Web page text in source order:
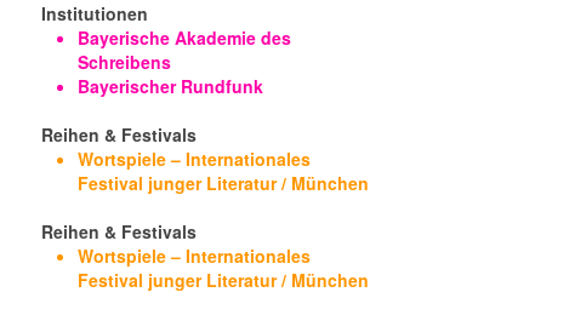
Institutionen
Bayerische Akademie des
Schreibens
Bayerischer Rundfunk
Reihen & Festivals
Wortspiele – Internationales
Festival junger Literatur / München
Reihen & Festivals
Wortspiele – Internationales
Festival junger Literatur / München